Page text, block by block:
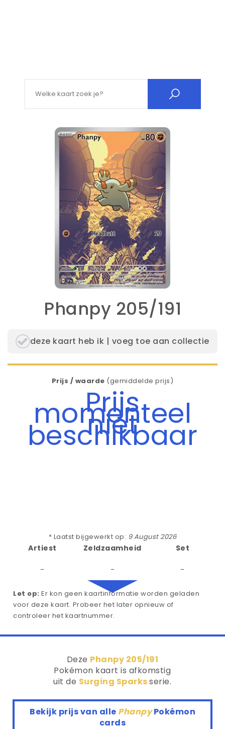
Phanpy 205/191
deze kaart heb ik | voeg toe aan collectie
Prijs / waarde (gemiddelde prijs)
Prijs
momenteel
niet
beschikbaar
* Laatst bijgewerkt op: 9 August 2026
Artiest
-
Zeldzaamheid
-
Set
-
Let op: Er kon geen kaartinformatie worden geladen
voor deze kaart. Probeer het later opnieuw of
controleer het kaartnummer.
Deze Phanpy 205/191
Pokémon kaart is afkomstig
uit de Surging Sparksserie.
Bekijk prijs van alle PhanpyPokémon
cards